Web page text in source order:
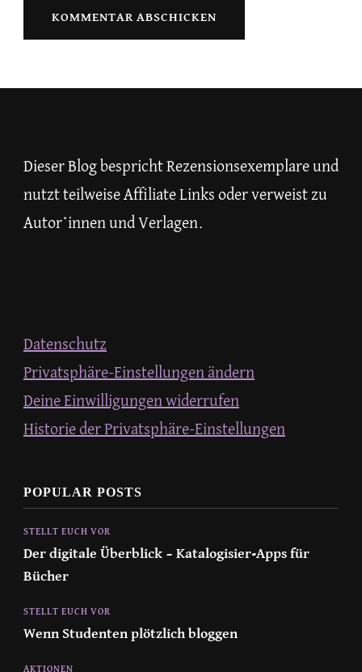
Dieser Blog bespricht Rezensionsexemplare und
nutzt teilweise Affiliate Links oder verweist zu
Autor*innen und Verlagen.
Datenschutz
Privatsphäre-Einstellungen ändern
Deine Einwilligungen widerrufen
Historie der Privatsphäre-Einstellungen
POPULAR POSTS
STELLT EUCH VOR
Der digitale Überblick – Katalogisier-Apps für
Bücher
STELLT EUCH VOR
Wenn Studenten plötzlich bloggen
AKTIONEN